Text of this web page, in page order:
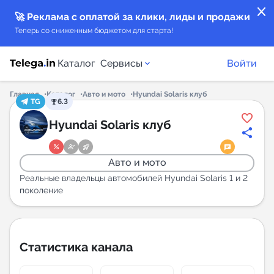
close
🚀 Реклама с оплатой за клики, лиды и продажи
Теперь со сниженным бюджетом для старта!
Каталог Сервисы
Каталог каналов
Каталог ботов
Горящие предложения
Индекс читаемости каналов в Telegram
Аналитика MAX каналов
Войти
Главная Каталог Авто и мото
Hyundai Solaris клуб
TG
6.3
Hyundai Solaris клуб
Авто и мото
Реальные владельцы автомобилей Hyundai Solaris 1 и 2
поколение
Статистика канала